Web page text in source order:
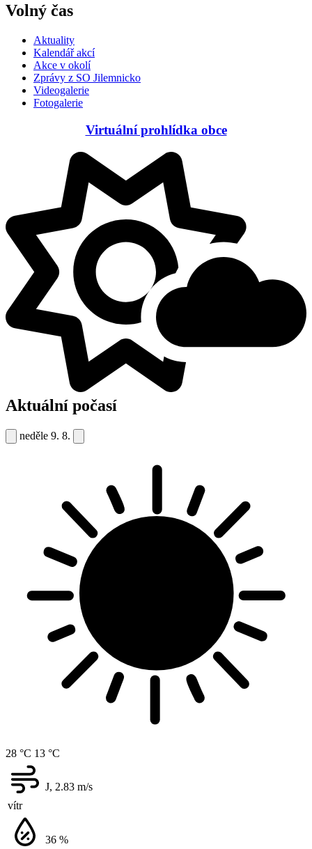
Volný čas
Aktuality
Kalendář akcí
Akce v okolí
Zprávy z SO Jilemnicko
Videogalerie
Fotogalerie
Virtuální prohlídka obce
Aktuální počasí
neděle 9. 8.
28 °C 13 °C
vítr
J, 2.83 m/s
36 %